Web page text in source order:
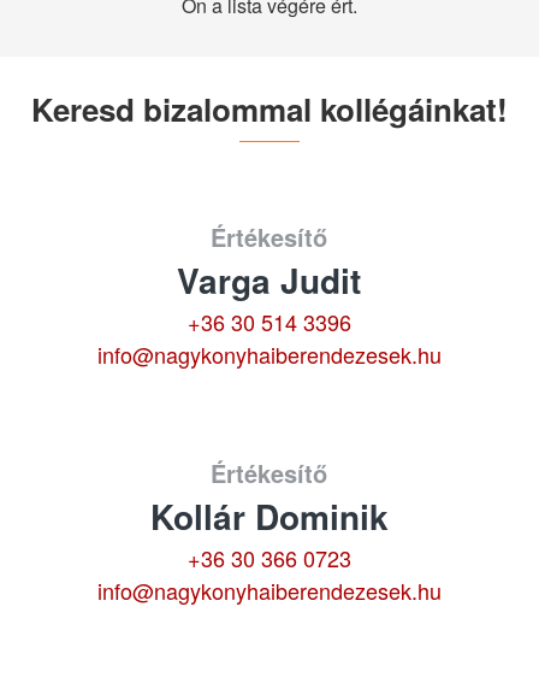
Keresd bizalommal kollégáinkat!
Értékesítő
Varga Judit
+36 30 514 3396
info@nagykonyhaiberendezesek.hu
Értékesítő
Kollár Dominik
+36 30 366 0723
info@nagykonyhaiberendezesek.hu